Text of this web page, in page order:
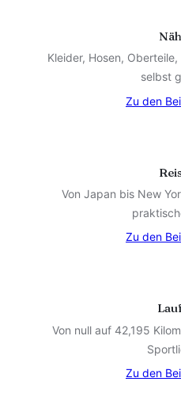
Kleider, Hosen,
selbst
Zu den
Von Japan bis New
Zu den
Von null auf 42,195
Zu den